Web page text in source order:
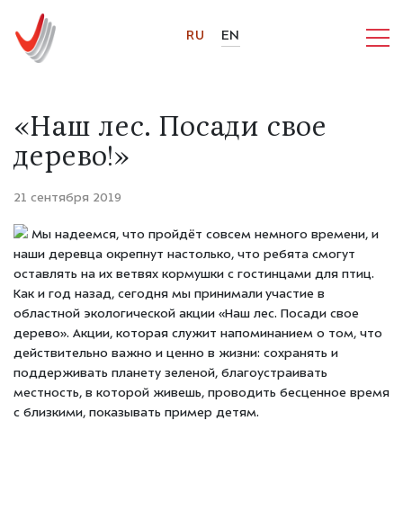
RU EN
«Наш лес. Посади свое
дерево!»
21 сентября 2019
Мы надеемся, что пройдёт совсем немного времени, и
наши деревца окрепнут настолько, что ребята смогут
оставлять на их ветвях кормушки с гостинцами для птиц.
Как и год назад, сегодня мы принимали участие в
областной экологической акции «Наш лес. Посади свое
дерево». Акции, которая служит напоминанием о том, что
действительно важно и ценно в жизни: сохранять и
поддерживать планету зеленой, благоустраивать
местность, в которой живешь, проводить бесценное время
с близкими, показывать пример детям.